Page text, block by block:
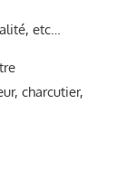
etc…
charcutier,